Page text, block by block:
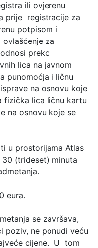
ili ovjerenu
prije registracije za
potpisom i
za
preko
lica na javnom
punomoćja i ličnu
na osnovu koje
fizička lica ličnu kartu
na osnovu koje se
u prostorijama Atlas
30 (trideset) minuta
eura.
se završava,
poziv, ne ponudi veću
cijene. U tom